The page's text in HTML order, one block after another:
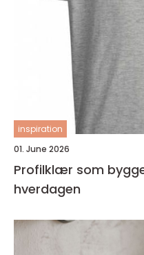
inspiration
01. June 2026
Profilklær som
hverdagen